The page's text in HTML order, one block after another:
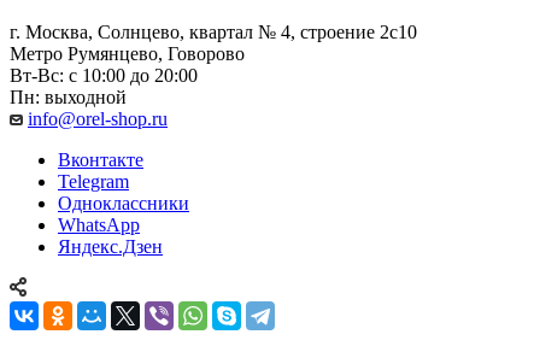
г. Москва, Солнцево, квартал № 4, строение 2с10
Метро Румянцево, Говорово
Вт-Вс: с 10:00 до 20:00
Пн: выходной
info@orel-shop.ru
Вконтакте
Telegram
Одноклассники
WhatsApp
Яндекс.Дзен